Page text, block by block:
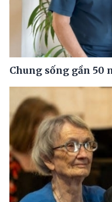
Chung sống gần 50